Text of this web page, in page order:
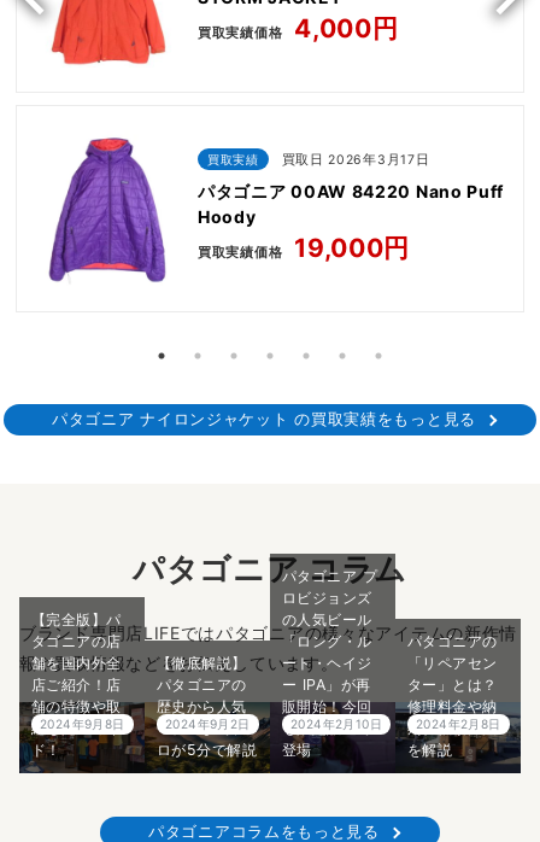
買取実績価格 4,000円
買取実績 買取日 2026年3月17日
パタゴニア 00AW 84220 Nano Puff
Hoody
買取実績価格 19,000円
パタゴニア ナイロンジャケット の買取実績をもっと見る
パタゴニア コラム
ブランド専門店LIFEではパタゴニアの様々なアイテムの新作情
報や買取情報などをお伝えしています。
【完全版】パ
タゴニアの店
舗を国内外全
店ご紹介！店
舗の特徴や取
組も完全ガイ
ド！
2024年9月8日
【徹底解説】
パタゴニアの
歴史から人気
モデルまでプ
ロが5分で解説
2024年9月2日
パタゴニア プ
ロビジョンズ
の人気ビール
「ロング・ル
ート・ヘイジ
ー IPA」が再
販開始！今回
も限定醸造で
登場
2024年2月10日
パタゴニアの
「リペアセン
ター」とは？
修理料金や納
期、依頼方法
を解説
2024年2月8日
パタゴニアコラムをもっと見る